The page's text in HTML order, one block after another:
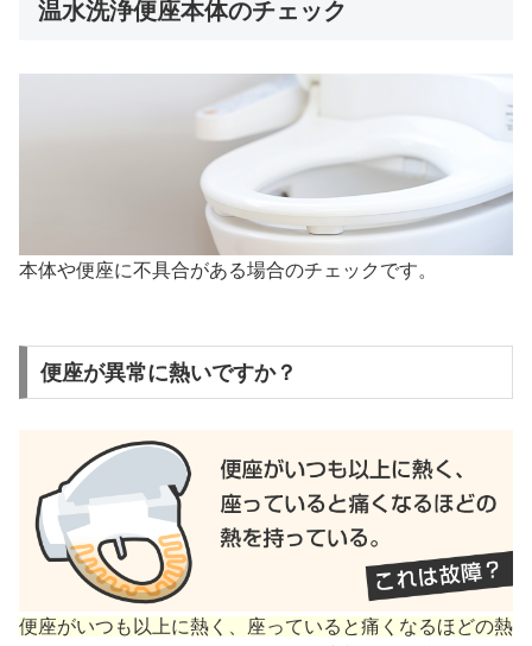
温水洗浄便座本体のチェック
本体や便座に不具合がある場合のチェックです。
便座が異常に熱いですか？
便座がいつも以上に熱く、座っていると痛くなるほどの熱